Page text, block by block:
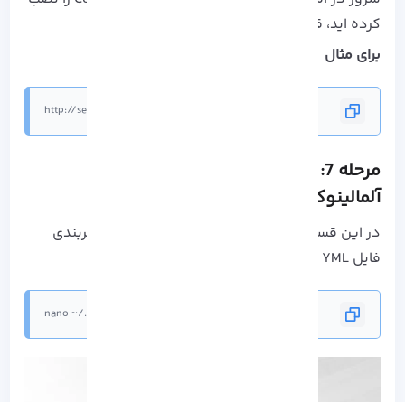
کرده اید، قرار دهید.
برای مثال
http://server-ip-addres:8080
آلمالینوکس
در این قسمت باید رمز عبور خود را در قسمت پیکربندی
فایل YML دوباره وارد کنید:
nano ~/.config/code-server/config.yaml